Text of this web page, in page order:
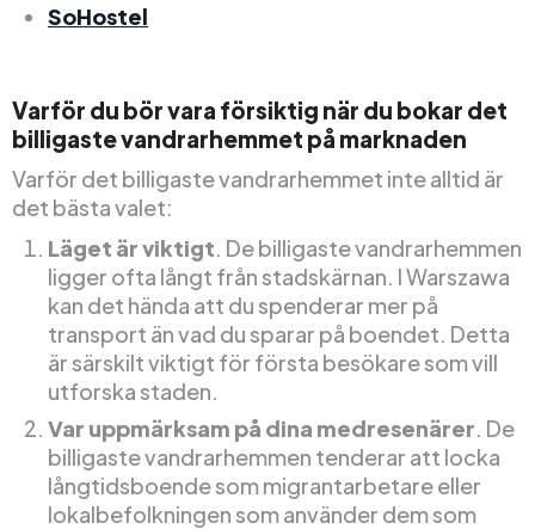
SoHostel
Varför du bör vara försiktig när du bokar det
billigaste vandrarhemmet på marknaden
Varför det billigaste vandrarhemmet inte alltid är
det bästa valet:
Läget är viktigt . De billigaste vandrarhemmen
ligger ofta långt från stadskärnan. I Warszawa
kan det hända att du spenderar mer på
transport än vad du sparar på boendet. Detta
är särskilt viktigt för första besökare som vill
utforska staden.
Var uppmärksam på dina medresenärer . De
billigaste vandrarhemmen tenderar att locka
långtidsboende som migrantarbetare eller
lokalbefolkningen som använder dem som